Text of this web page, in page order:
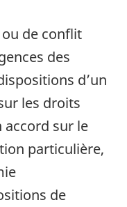
de conflit
des
d’un
les droits
accord sur le
particulière,
de